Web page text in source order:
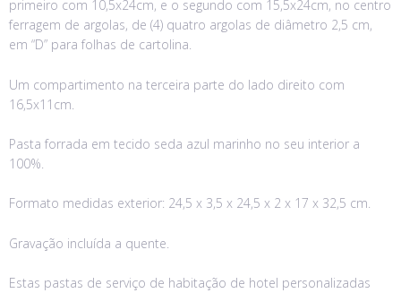
primeiro com 10,5x24cm, e o segundo com 15,5x24cm, no centro
ferragem de argolas, de (4) quatro argolas de diâmetro 2,5 cm,
em “D” para folhas de cartolina.
Um compartimento na terceira parte do lado direito com
16,5x11cm.
Pasta forrada em tecido seda azul marinho no seu interior a
100%.
Formato medidas exterior: 24,5 x 3,5 x 24,5 x 2 x 17 x 32,5 cm.
Gravação incluída a quente.
Estas pastas de serviço de habitação de hotel personalizadas